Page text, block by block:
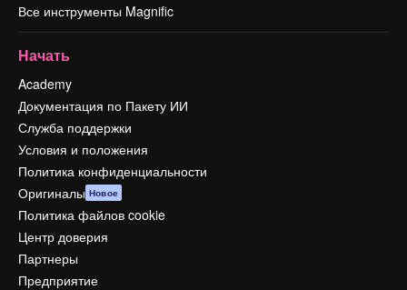
Все инструменты Magnific
Начать
Academy
Документация по Пакету ИИ
Служба поддержки
Условия и положения
Политика конфиденциальности
Оригиналы Новое
Политика файлов cookie
Центр доверия
Партнеры
Предприятие